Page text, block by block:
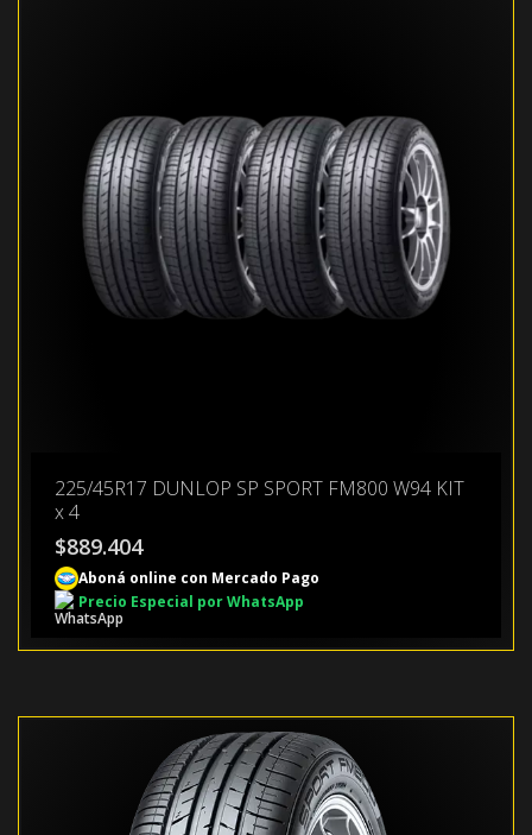
225/45R17 DUNLOP SP SPORT FM800 W94 KIT
x 4
$889.404
Aboná online con Mercado Pago
Precio Especial por WhatsApp